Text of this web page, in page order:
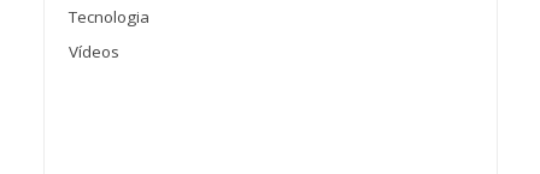
Tecnologia
Vídeos